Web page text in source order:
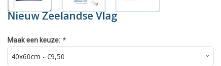
Nieuw Zeelandse Vlag
Maak een keuze: *